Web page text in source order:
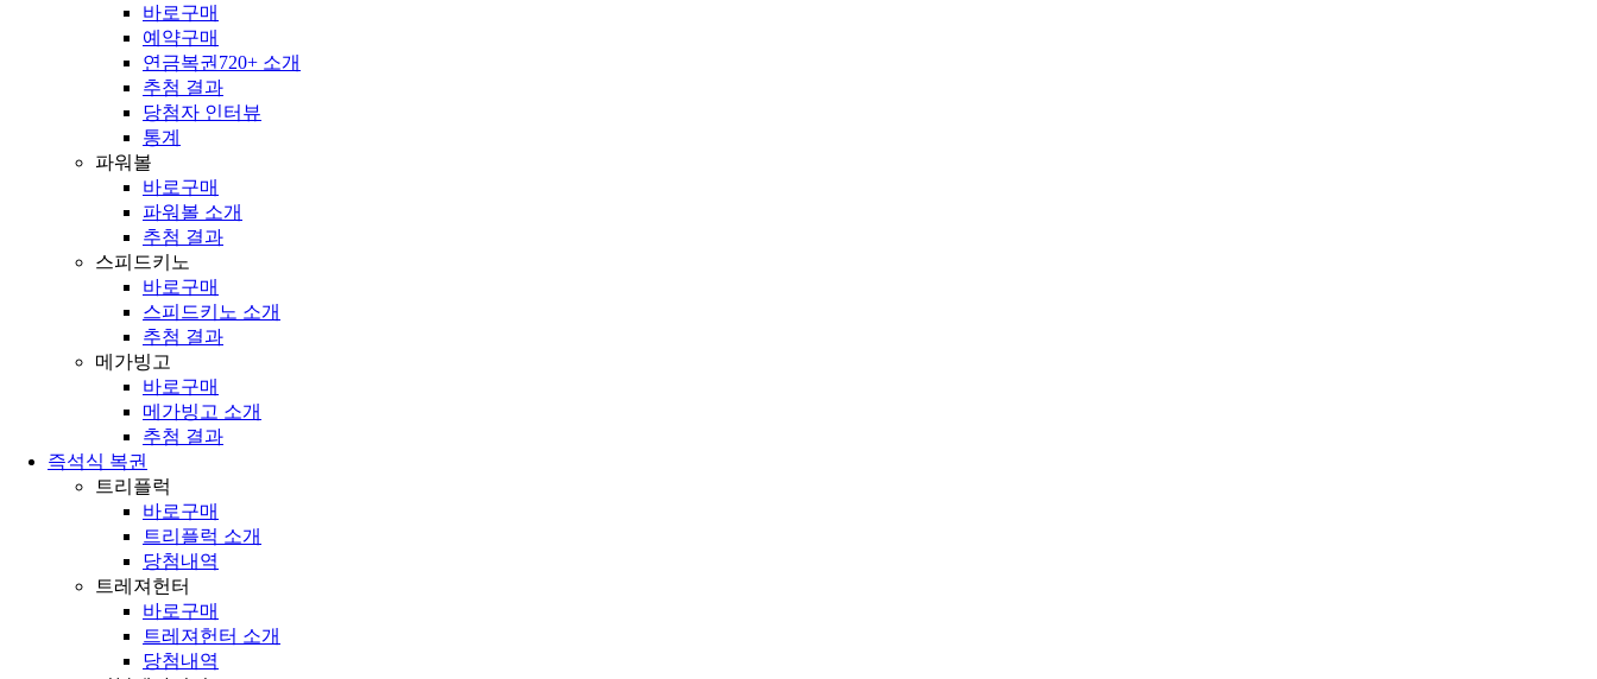
바로구매
예약구매
연금복권720+ 소개
추첨 결과
당첨자 인터뷰
통계
파워볼
바로구매
파워볼 소개
추첨 결과
스피드키노
바로구매
스피드키노 소개
추첨 결과
메가빙고
바로구매
메가빙고 소개
추첨 결과
즉석식 복권
트리플럭
바로구매
트리플럭 소개
당첨내역
트레져헌터
바로구매
트레져헌터 소개
당첨내역